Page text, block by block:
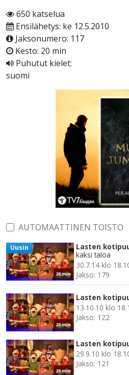
650 katselua
Ensilähetys: ke 12.5.2010
Jaksonumero: 117
Kesto: 20 min
Puhutut kielet:
suomi
AUTOMAATTINEN TOISTO
20 min
Uusin Lasten
kaksi taloa
30.7.14 klo
Jakso: 179
20 min
Lasten
13.10.10 klo
Jakso: 122
20 min
Lasten
29.9.10 klo
Jakso: 121